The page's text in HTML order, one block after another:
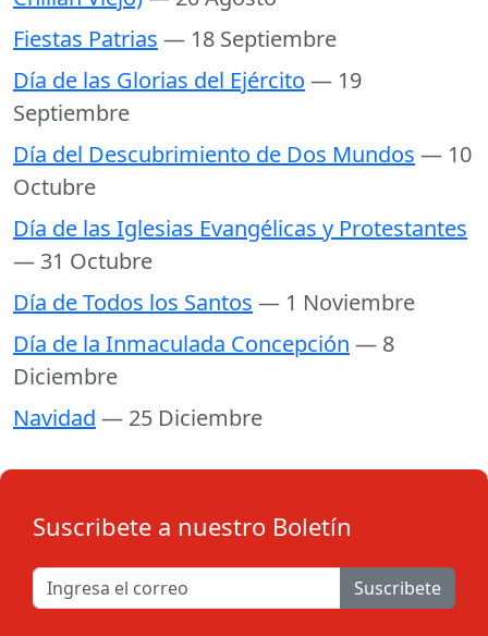
Fiestas Patrias — 18 Septiembre
Día de las Glorias del Ejército — 19
Septiembre
Día del Descubrimiento de Dos Mundos — 10
Octubre
Día de las Iglesias Evangélicas y Protestantes
— 31 Octubre
Día de Todos los Santos — 1 Noviembre
Día de la Inmaculada Concepción — 8
Diciembre
Navidad — 25 Diciembre
Suscribete a nuestro Boletín
Suscribete